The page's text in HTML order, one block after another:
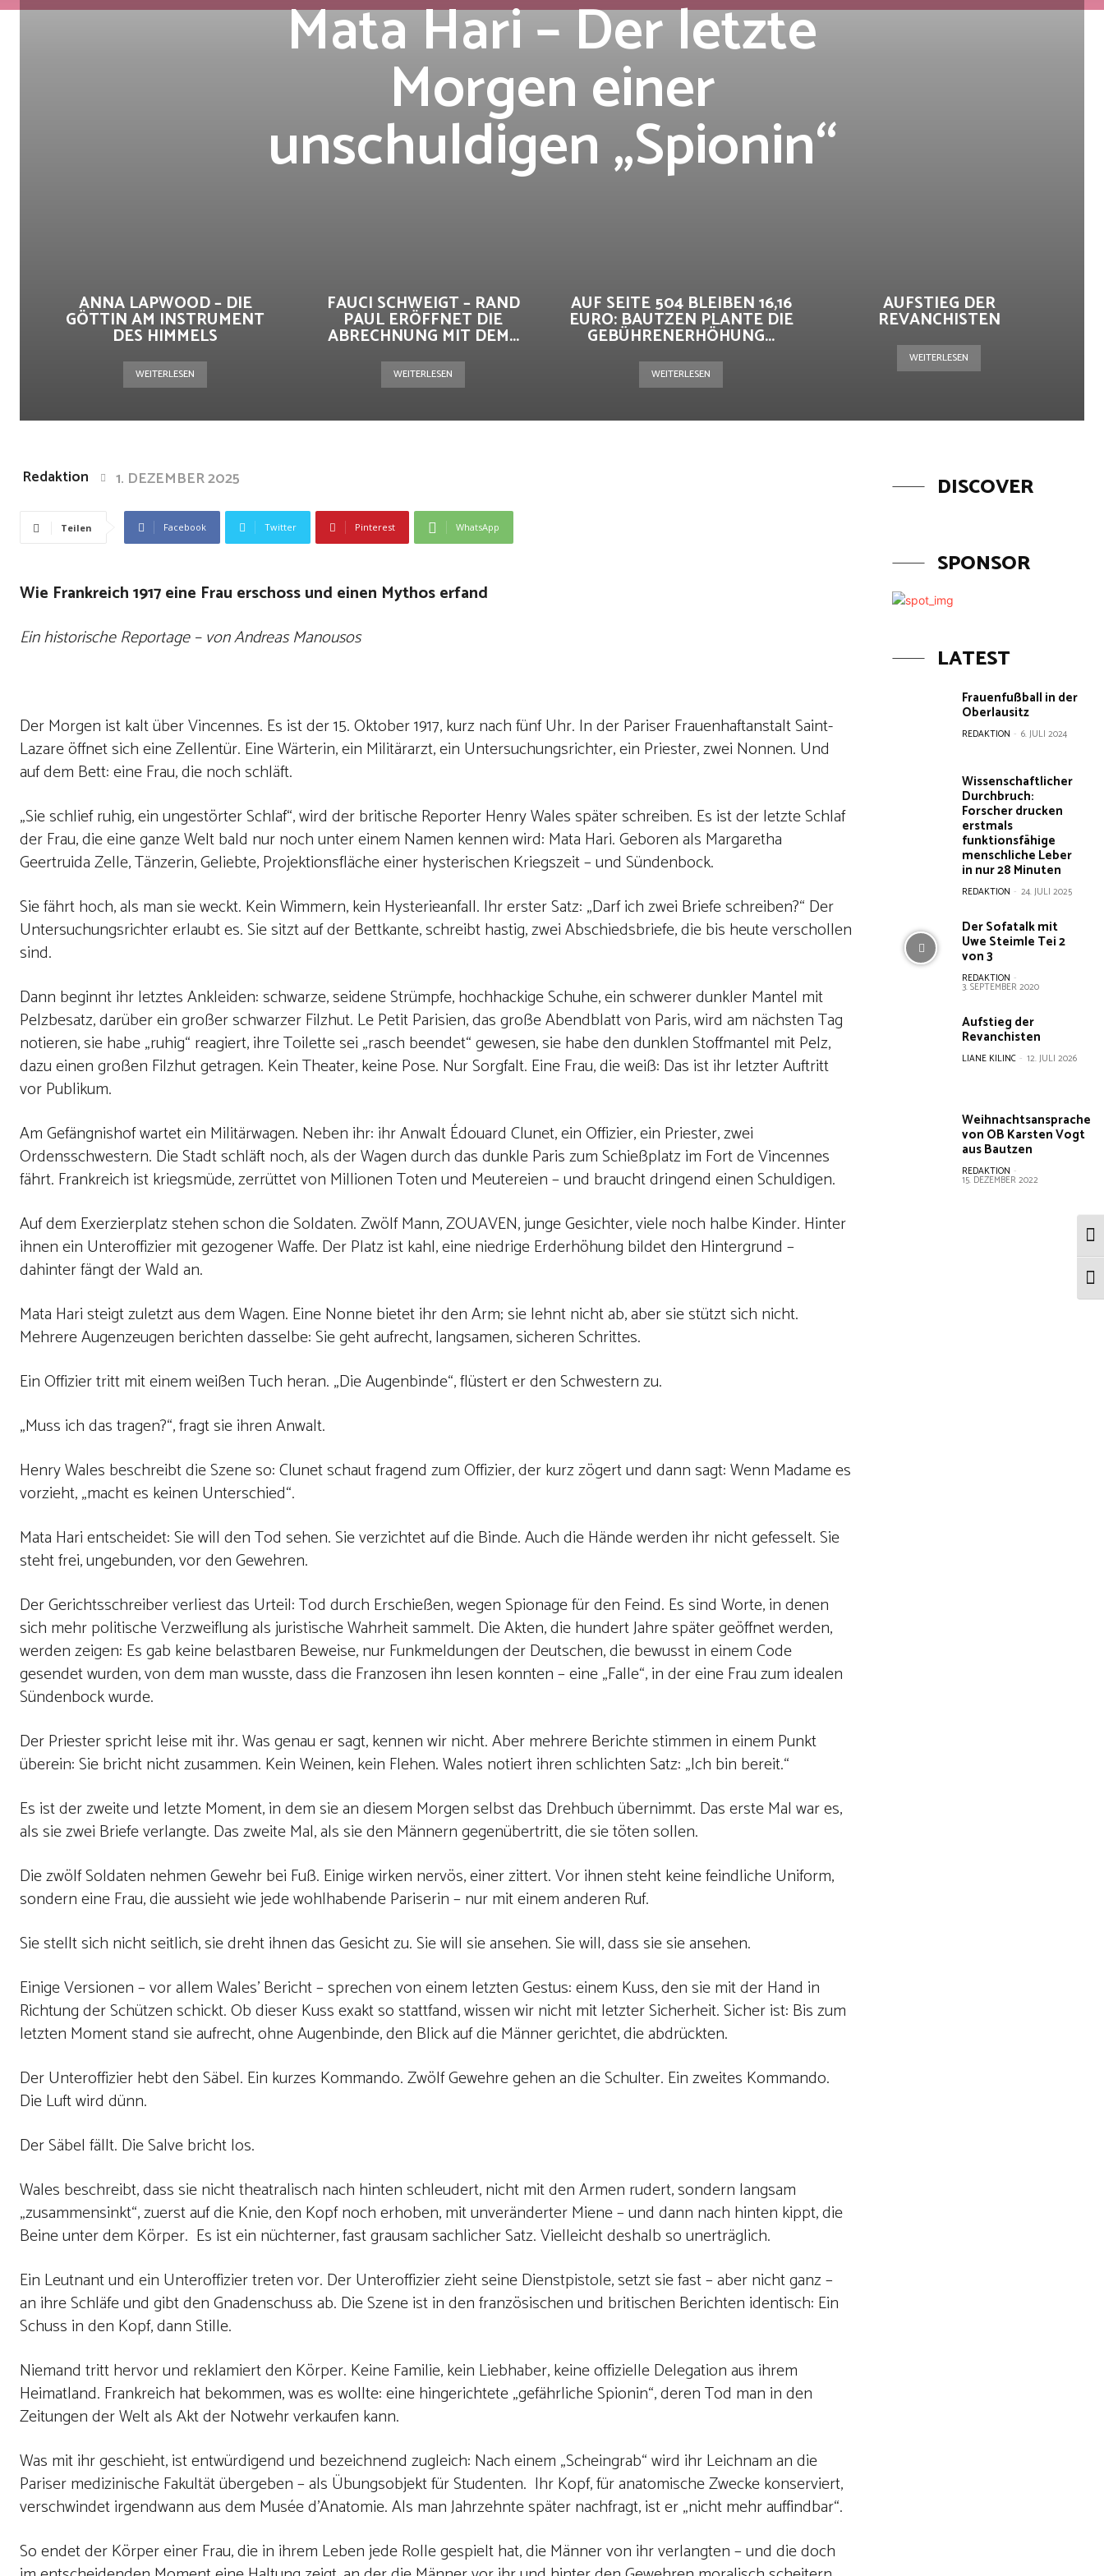
Mata Hari – Der letzte
Morgen einer
unschuldigen „Spionin“
ANNA LAPWOOD – DIE
GÖTTIN AM INSTRUMENT
DES HIMMELS
WEITERLESEN
FAUCI SCHWEIGT – RAND
PAUL ERÖFFNET DIE
ABRECHNUNG MIT DEM...
WEITERLESEN
AUF SEITE 504 BLEIBEN 16,16
EURO: BAUTZEN PLANTE DIE
GEBÜHRENERHÖHUNG...
WEITERLESEN
AUFSTIEG DER
REVANCHISTEN
WEITERLESEN
Redaktion 1. DEZEMBER 2025
Teilen Facebook Twitter Pinterest WhatsApp
Wie Frankreich 1917 eine Frau erschoss und einen Mythos erfand
Ein historische Reportage – von Andreas Manousos
Der Morgen ist kalt über Vincennes. Es ist der 15. Oktober 1917, kurz nach fünf Uhr. In der Pariser Frauenhaftanstalt Saint-
Lazare öffnet sich eine Zellentür. Eine Wärterin, ein Militärarzt, ein Untersuchungsrichter, ein Priester, zwei Nonnen. Und
auf dem Bett: eine Frau, die noch schläft.
„Sie schlief ruhig, ein ungestörter Schlaf“, wird der britische Reporter Henry Wales später schreiben. Es ist der letzte Schlaf
der Frau, die eine ganze Welt bald nur noch unter einem Namen kennen wird: Mata Hari. Geboren als Margaretha
Geertruida Zelle, Tänzerin, Geliebte, Projektionsfläche einer hysterischen Kriegszeit – und Sündenbock.
Sie fährt hoch, als man sie weckt. Kein Wimmern, kein Hysterieanfall. Ihr erster Satz: „Darf ich zwei Briefe schreiben?“ Der
Untersuchungsrichter erlaubt es. Sie sitzt auf der Bettkante, schreibt hastig, zwei Abschiedsbriefe, die bis heute verschollen
sind.
Dann beginnt ihr letztes Ankleiden: schwarze, seidene Strümpfe, hochhackige Schuhe, ein schwerer dunkler Mantel mit
Pelzbesatz, darüber ein großer schwarzer Filzhut. Le Petit Parisien, das große Abendblatt von Paris, wird am nächsten Tag
notieren, sie habe „ruhig“ reagiert, ihre Toilette sei „rasch beendet“ gewesen, sie habe den dunklen Stoffmantel mit Pelz,
dazu einen großen Filzhut getragen. Kein Theater, keine Pose. Nur Sorgfalt. Eine Frau, die weiß: Das ist ihr letzter Auftritt
vor Publikum.
Am Gefängnishof wartet ein Militärwagen. Neben ihr: ihr Anwalt Édouard Clunet, ein Offizier, ein Priester, zwei
Ordensschwestern. Die Stadt schläft noch, als der Wagen durch das dunkle Paris zum Schießplatz im Fort de Vincennes
fährt. Frankreich ist kriegsmüde, zerrüttet von Millionen Toten und Meutereien – und braucht dringend einen Schuldigen.
Auf dem Exerzierplatz stehen schon die Soldaten. Zwölf Mann, ZOUAVEN, junge Gesichter, viele noch halbe Kinder. Hinter
ihnen ein Unteroffizier mit gezogener Waffe. Der Platz ist kahl, eine niedrige Erderhöhung bildet den Hintergrund –
dahinter fängt der Wald an.
Mata Hari steigt zuletzt aus dem Wagen. Eine Nonne bietet ihr den Arm; sie lehnt nicht ab, aber sie stützt sich nicht.
Mehrere Augenzeugen berichten dasselbe: Sie geht aufrecht, langsamen, sicheren Schrittes.
Ein Offizier tritt mit einem weißen Tuch heran. „Die Augenbinde“, flüstert er den Schwestern zu.
„Muss ich das tragen?“, fragt sie ihren Anwalt.
Henry Wales beschreibt die Szene so: Clunet schaut fragend zum Offizier, der kurz zögert und dann sagt: Wenn Madame es
vorzieht, „macht es keinen Unterschied“.
Mata Hari entscheidet: Sie will den Tod sehen. Sie verzichtet auf die Binde. Auch die Hände werden ihr nicht gefesselt. Sie
steht frei, ungebunden, vor den Gewehren.
Der Gerichtsschreiber verliest das Urteil: Tod durch Erschießen, wegen Spionage für den Feind. Es sind Worte, in denen
sich mehr politische Verzweiflung als juristische Wahrheit sammelt. Die Akten, die hundert Jahre später geöffnet werden,
werden zeigen: Es gab keine belastbaren Beweise, nur Funkmeldungen der Deutschen, die bewusst in einem Code
gesendet wurden, von dem man wusste, dass die Franzosen ihn lesen konnten – eine „Falle“, in der eine Frau zum idealen
Sündenbock wurde.
Der Priester spricht leise mit ihr. Was genau er sagt, kennen wir nicht. Aber mehrere Berichte stimmen in einem Punkt
überein: Sie bricht nicht zusammen. Kein Weinen, kein Flehen. Wales notiert ihren schlichten Satz: „Ich bin bereit.“
Es ist der zweite und letzte Moment, in dem sie an diesem Morgen selbst das Drehbuch übernimmt. Das erste Mal war es,
als sie zwei Briefe verlangte. Das zweite Mal, als sie den Männern gegenübertritt, die sie töten sollen.
Die zwölf Soldaten nehmen Gewehr bei Fuß. Einige wirken nervös, einer zittert. Vor ihnen steht keine feindliche Uniform,
sondern eine Frau, die aussieht wie jede wohlhabende Pariserin – nur mit einem anderen Ruf.
Sie stellt sich nicht seitlich, sie dreht ihnen das Gesicht zu. Sie will sie ansehen. Sie will, dass sie sie ansehen.
Einige Versionen – vor allem Wales’ Bericht – sprechen von einem letzten Gestus: einem Kuss, den sie mit der Hand in
Richtung der Schützen schickt. Ob dieser Kuss exakt so stattfand, wissen wir nicht mit letzter Sicherheit. Sicher ist: Bis zum
letzten Moment stand sie aufrecht, ohne Augenbinde, den Blick auf die Männer gerichtet, die abdrückten.
Der Unteroffizier hebt den Säbel. Ein kurzes Kommando. Zwölf Gewehre gehen an die Schulter. Ein zweites Kommando.
Die Luft wird dünn.
Der Säbel fällt. Die Salve bricht los.
Wales beschreibt, dass sie nicht theatralisch nach hinten schleudert, nicht mit den Armen rudert, sondern langsam
„zusammensinkt“, zuerst auf die Knie, den Kopf noch erhoben, mit unveränderter Miene – und dann nach hinten kippt, die
Beine unter dem Körper. Es ist ein nüchterner, fast grausam sachlicher Satz. Vielleicht deshalb so unerträglich.
Ein Leutnant und ein Unteroffizier treten vor. Der Unteroffizier zieht seine Dienstpistole, setzt sie fast – aber nicht ganz –
an ihre Schläfe und gibt den Gnadenschuss ab. Die Szene ist in den französischen und britischen Berichten identisch: Ein
Schuss in den Kopf, dann Stille.
Niemand tritt hervor und reklamiert den Körper. Keine Familie, kein Liebhaber, keine offizielle Delegation aus ihrem
Heimatland. Frankreich hat bekommen, was es wollte: eine hingerichtete „gefährliche Spionin“, deren Tod man in den
Zeitungen der Welt als Akt der Notwehr verkaufen kann.
Was mit ihr geschieht, ist entwürdigend und bezeichnend zugleich: Nach einem „Scheingrab“ wird ihr Leichnam an die
Pariser medizinische Fakultät übergeben – als Übungsobjekt für Studenten. Ihr Kopf, für anatomische Zwecke konserviert,
verschwindet irgendwann aus dem Musée d’Anatomie. Als man Jahrzehnte später nachfragt, ist er „nicht mehr auffindbar“.
So endet der Körper einer Frau, die in ihrem Leben jede Rolle gespielt hat, die Männer von ihr verlangten – und die doch
DISCOVER
SPONSOR
LATEST
Frauenfußball in der
Oberlausitz
REDAKTION - 6. JULI 2024
Wissenschaftlicher
Durchbruch:
Forscher drucken
erstmals
funktionsfähige
menschliche Leber
in nur 28 Minuten
REDAKTION - 24. JULI 2025
Der Sofatalk mit
Uwe Steimle Tei 2
von 3
REDAKTION -
3. SEPTEMBER 2020
Aufstieg der
Revanchisten
LIANE KILINC - 12. JULI 2026
Weihnachtsansprache
von OB Karsten Vogt
aus Bautzen
REDAKTION -
15. DEZEMBER 2022